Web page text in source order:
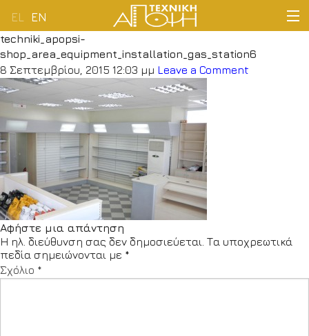
EL EN
ΑΡΧΙΚΗ
ΕΤΑΙΡΕΙΑ
ΔΡΑΣΤΗΡΙΟΤΗΤΕΣ
ΠΕΛΑΤΟΛΟΓΙΟ
ΝΕΑ
ΕΠΙΚΟΙΝΩΝΙΑ
techniki_apopsi-
shop_area_equipment_installation_gas_station6
8 Σεπτεμβρίου, 2015 12:03 μμ Leave a Comment
Αφήστε μια απάντηση
Η ηλ. διεύθυνση σας δεν δημοσιεύεται. Τα υποχρεωτικά
πεδία σημειώνονται με *
Σχόλιο *